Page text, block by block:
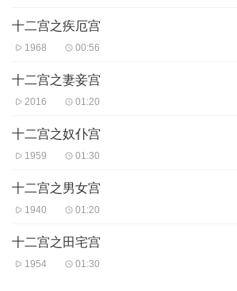
十二宫之疾厄宫
1968 00:56
十二宫之妻妾宫
2016 01:20
十二宫之奴仆宫
1959 01:30
十二宫之男女宫
1940 01:20
十二宫之田宅宫
1954 01:30